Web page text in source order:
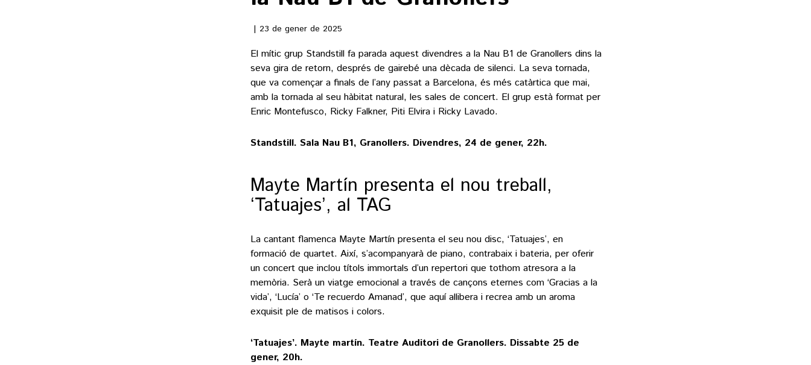
23 de gener de 2025
El mític grup Standstill fa parada aquest divendres a la Nau B1 de Granollers dins la
seva gira de retorn, després de gairebé una dècada de silenci. La seva tornada,
que va començar a finals de l’any passat a Barcelona, és més catàrtica que mai,
amb la tornada al seu hàbitat natural, les sales de concert. El grup està format per
Enric Montefusco, Ricky Falkner, Piti Elvira i Ricky Lavado.
Standstill. Sala Nau B1, Granollers. Divendres, 24 de gener, 22h.
Mayte Martín presenta el nou treball,
‘Tatuajes’, al TAG
La cantant flamenca Mayte Martín presenta el seu nou disc, ‘Tatuajes’, en
formació de quartet. Així, s’acompanyarà de piano, contrabaix i bateria, per oferir
un concert que inclou títols immortals d’un repertori que tothom atresora a la
memòria. Serà un viatge emocional a través de cançons eternes com ‘Gracias a la
vida’, ‘Lucía’ o ‘Te recuerdo Amanad’, que aquí allibera i recrea amb un aroma
exquisit ple de matisos i colors.
‘Tatuajes’. Mayte martín. Teatre Auditori de Granollers. Dissabte 25 de
gener, 20h.